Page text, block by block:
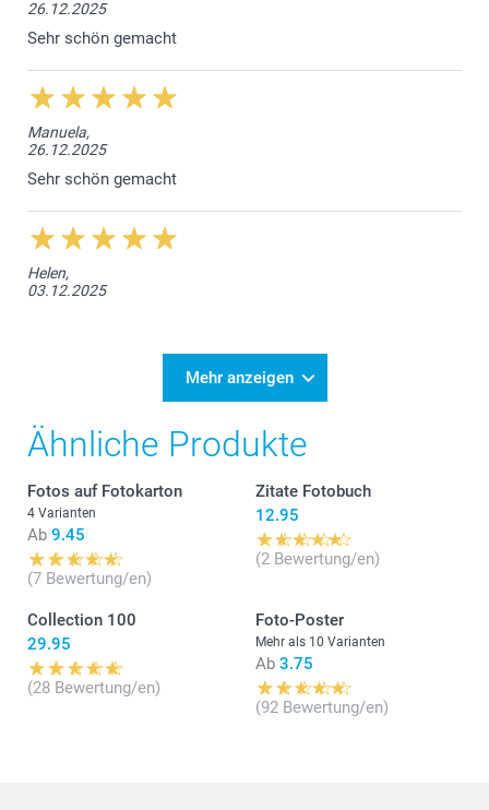
26.12.2025
Sehr schön gemacht
Manuela,
26.12.2025
Sehr schön gemacht
Helen,
03.12.2025
Mehr anzeigen
Ähnliche Produkte
Fotos auf Fotokarton
4 Varianten
Ab 9.45
(7 Bewertung/en)
Zitate Fotobuch
12.95
(2 Bewertung/en)
Collection 100
29.95
(28 Bewertung/en)
Foto-Poster
Mehr als 10 Varianten
Ab 3.75
(92 Bewertung/en)